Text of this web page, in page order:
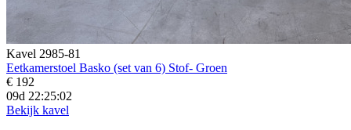
Kavel 2985-81
Eetkamerstoel Basko (set van 6) Stof- Groen
€ 192
09d 22:25:00
Bekijk kavel